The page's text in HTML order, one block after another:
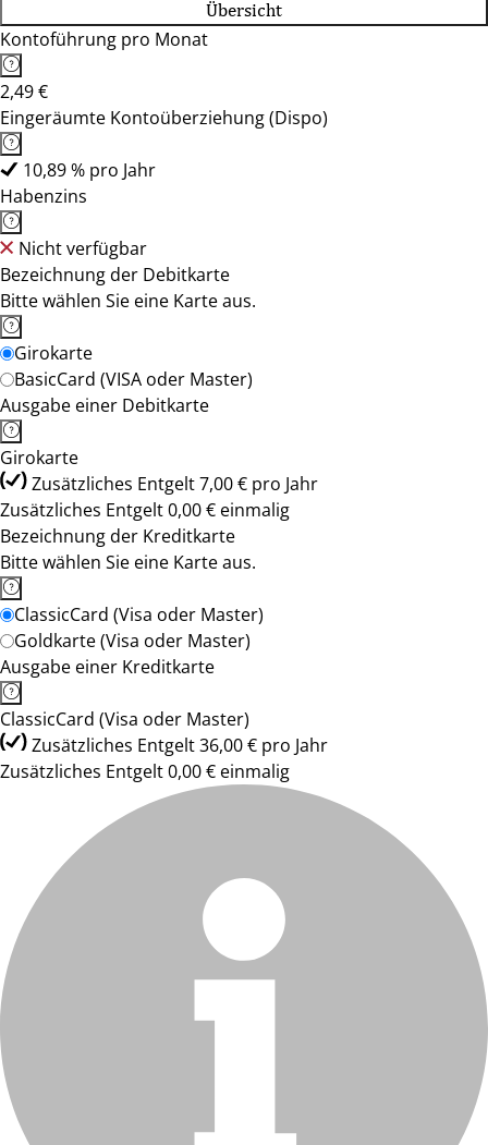
Übersicht
Kontoführung pro Monat
2,49 €
Eingeräumte Kontoüberziehung (Dispo)
10,89 % pro Jahr
Habenzins
Nicht verfügbar
Bezeichnung der Debitkarte
Bitte wählen Sie eine Karte aus.
Girokarte
BasicCard (VISA oder Master)
Ausgabe einer Debitkarte
Girokarte
Zusätzliches Entgelt 7,00 € pro Jahr
Zusätzliches Entgelt 0,00 € einmalig
Bezeichnung der Kreditkarte
Bitte wählen Sie eine Karte aus.
ClassicCard (Visa oder Master)
Goldkarte (Visa oder Master)
Ausgabe einer Kreditkarte
ClassicCard (Visa oder Master)
Zusätzliches Entgelt 36,00 € pro Jahr
Zusätzliches Entgelt 0,00 € einmalig